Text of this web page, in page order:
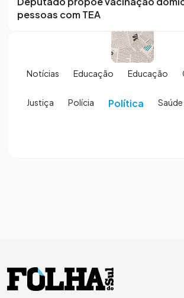
pessoas com TEA
Notícias Educação Educação
Justiça Polícia Política Saúde